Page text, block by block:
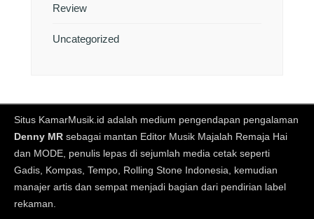
Review
Uncategorized
Situs KamarMusik.id adalah medium pengendapan pengalaman
Denny MR sebagai mantan Editor Musik Majalah Remaja Hai
dan MODE, penulis lepas di sejumlah media cetak seperti
Gadis, Kompas, Tempo, Rolling Stone Indonesia, kemudian
manajer artis dan sempat menjadi bagian dari pendirian label
rekaman.